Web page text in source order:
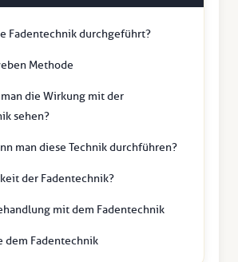
Fadentechnik durchgeführt?
Methode
die Wirkung mit der
sehen?
man diese Technik durchführen?
der Fadentechnik?
mit dem Fadentechnik
dem Fadentechnik